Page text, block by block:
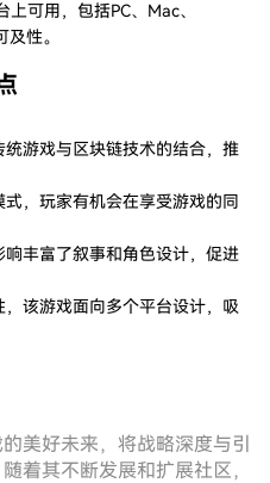
可用，包括PC、Mac、
性。
统游戏与区块链技术的结合，推
，玩家有机会在享受游戏的同
响丰富了叙事和角色设计，促进
，该游戏面向多个平台设计，吸
美好未来，将战略深度与引
着其不断发展和扩展社区，